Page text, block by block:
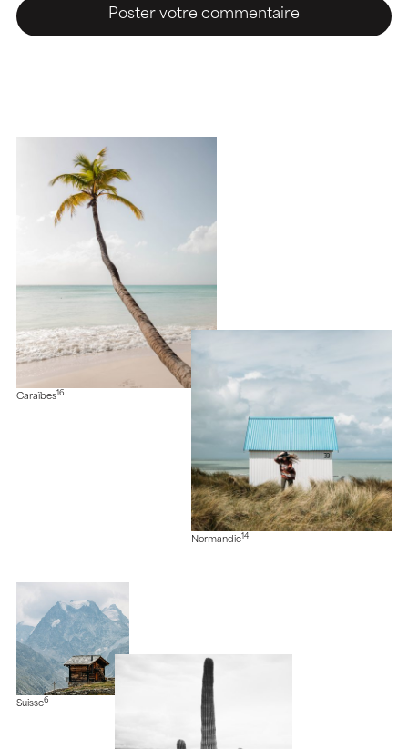
Caraïbes16
Normandie14
Suisse6